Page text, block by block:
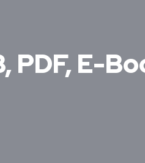
PDF, E-